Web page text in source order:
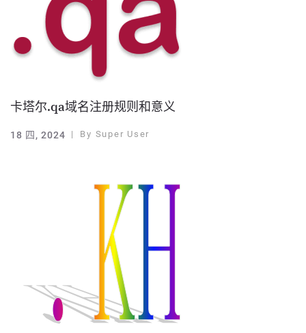
卡塔尔.qa域名注册规则和意义
18 四, 2024 By Super User